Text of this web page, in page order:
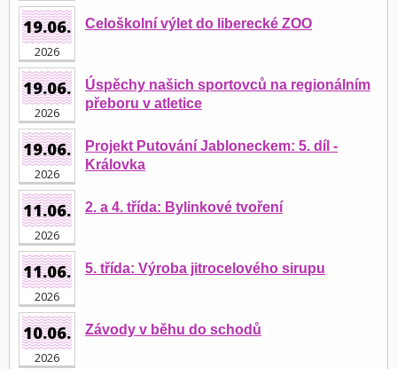
19.06.
2026
Celoškolní výlet do liberecké ZOO
19.06.
2026
Úspěchy našich sportovců na regionálním
přeboru v atletice
19.06.
2026
Projekt Putování Jabloneckem: 5. díl -
Královka
11.06.
2026
2. a 4. třída: Bylinkové tvoření
11.06.
2026
5. třída: Výroba jitrocelového sirupu
10.06.
2026
Závody v běhu do schodů